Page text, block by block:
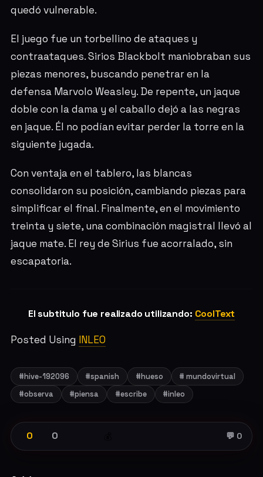
quedó vulnerable.
El juego fue un torbellino de ataques y
contraataques. Sirios Blackbolt maniobraban sus
piezas menores, buscando penetrar en la
defensa Marvolo Weasley. De repente, un jaque
doble con la dama y el caballo dejó a las negras
en jaque. Él no podían evitar perder la torre en la
siguiente jugada.
Con ventaja en el tablero, las blancas
consolidaron su posición, cambiando piezas para
simplificar el final. Finalmente, en el movimiento
treinta y siete, una combinación magistral llevó al
jaque mate. El rey de Sirius fue acorralado, sin
escapatoria.
El subtitulo fue realizado utilizando: CoolText
Posted Using INLEO
#hive-192096 #spanish #hueso
# mundovirtual
#observa
#piensa #escribe #inleo
0 0 💬 0